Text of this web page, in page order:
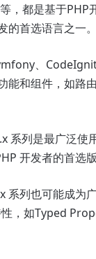
都是基于PHP
首选语言之一。
、
和组件，如路
系列是最广泛
开发者的首选
系列也可能成为
，如Typed